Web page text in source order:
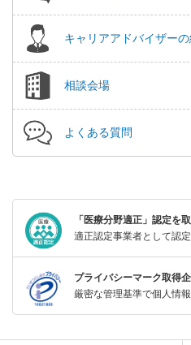
キャリアアドバイザー
相談会場
よくある質問
「医療分野適正」認定を
適正認定事業者として認定
プライバシーマーク取得
厳密な管理基準で個人情